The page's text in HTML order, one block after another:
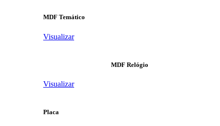
MDF Temático
Visualizar
MDF Relógio
Visualizar
Placa